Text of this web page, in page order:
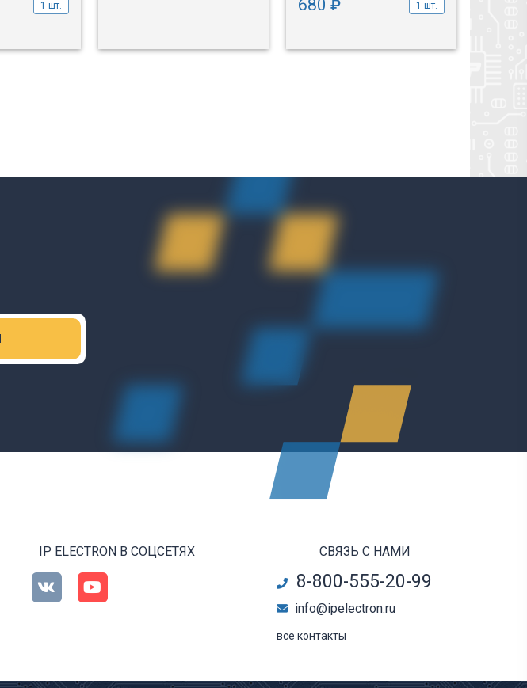
1 шт. 680 ₽ 1 шт.
IP ELECTRON В СОЦСЕТЯХ СВЯЗЬ С НАМИ
8-800-555-20-99
info@ipelectron.ru
все контакты